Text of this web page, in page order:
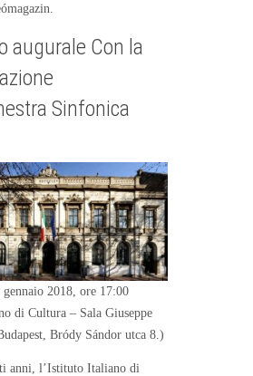
augurale Con la
Sinfonica
2018, ore 17:00
di Cultura – Sala Giuseppe
Bródy Sándor utca 8.)
anni, l’Istituto Italiano di